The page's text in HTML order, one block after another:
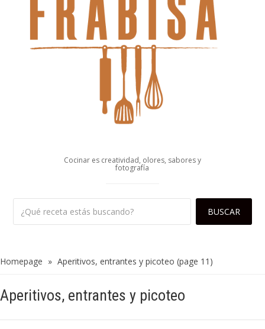
Cocinar es creatividad, olores, sabores y
fotografía
Homepage » Aperitivos, entrantes y picoteo (page 11)
Aperitivos, entrantes y picoteo